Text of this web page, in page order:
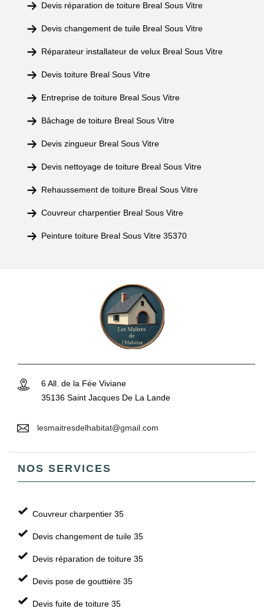
Devis réparation de toiture Breal Sous Vitre
Devis changement de tuile Breal Sous Vitre
Réparateur installateur de velux Breal Sous Vitre
Devis toiture Breal Sous Vitre
Entreprise de toiture Breal Sous Vitre
Bâchage de toiture Breal Sous Vitre
Devis zingueur Breal Sous Vitre
Devis nettoyage de toiture Breal Sous Vitre
Rehaussement de toiture Breal Sous Vitre
Couvreur charpentier Breal Sous Vitre
Peinture toiture Breal Sous Vitre 35370
6 All. de la Fée Viviane
35136 Saint Jacques De La Lande
lesmaitresdelhabitat@gmail.com
NOS SERVICES
Couvreur charpentier 35
Devis changement de tuile 35
Devis réparation de toiture 35
Devis pose de gouttière 35
Devis fuite de toiture 35